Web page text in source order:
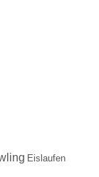
Eislaufen